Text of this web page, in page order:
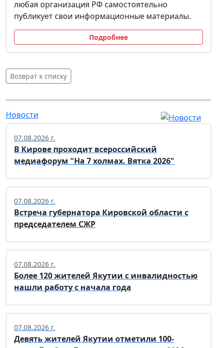
любая организация РФ самостоятельно
публикует свои информационные материалы.
Подробнее
Возврат к списку
Новости
07.08.2026 г.
В Кирове проходит всероссийский
медиафорум "На 7 холмах. Вятка 2026"
07.08.2026 г.
Встреча губернатора Кировской области с
председателем СЖР
07.08.2026 г.
Более 120 жителей Якутии с инвалидностью
нашли работу с начала года
07.08.2026 г.
Девять жителей Якутии отметили 100-